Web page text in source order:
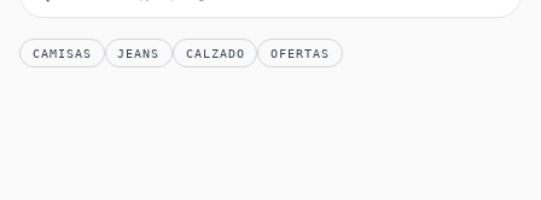
CAMISAS JEANS CALZADO OFERTAS